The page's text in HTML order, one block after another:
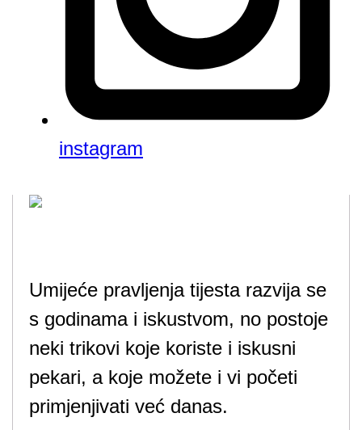
instagram
Umijeće pravljenja tijesta razvija se
s godinama i iskustvom, no postoje
neki trikovi koje koriste i iskusni
pekari, a koje možete i vi početi
primjenjivati već danas.